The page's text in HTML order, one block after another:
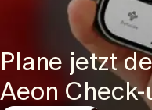
Plane jetzt
Aeon